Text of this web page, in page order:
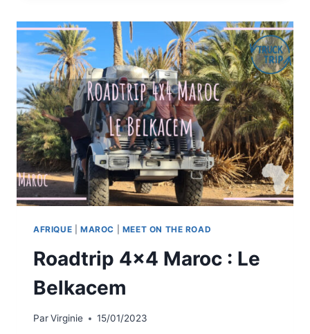
PISTE
CITROËN
AFRIQUE MAROC MEET ON THE ROAD
Roadtrip 4×4 Maroc : Le
Belkacem
ParVirginie 15/01/2023